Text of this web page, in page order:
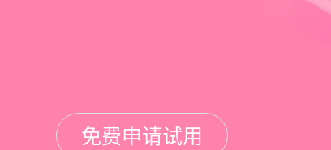
免费申请试用
免费申请试用
免费申请试用
免费申请试用